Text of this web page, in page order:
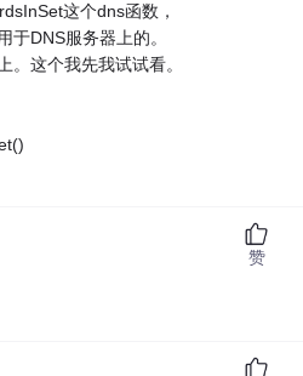
这个dns函数，
于DNS服务器上的。
。这个我先我试试看。
赞